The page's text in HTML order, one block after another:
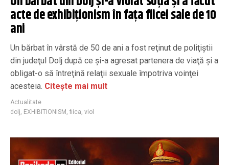
acte de exhibiționism în fața fiicei sale de 10
ani
Un bărbat în vârstă de 50 de ani a fost reţinut de poliţiştii
din judeţul Dolj după ce şi-a agresat partenera de viaţă şi a
obligat-o să întreţină relaţii sexuale împotriva voinţei
acesteia. Citește mai mult
Actualitate
dolj, EXHIBITIONISM , fiica, viol